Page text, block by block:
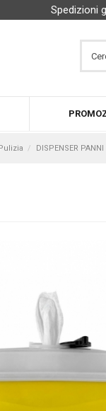
Spedizioni
DISPENSER